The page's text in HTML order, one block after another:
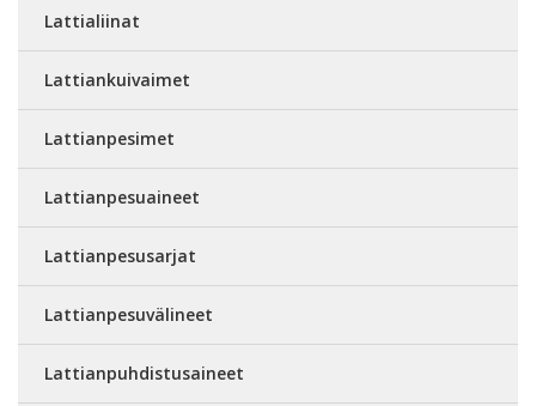
Lattialiinat
Lattiankuivaimet
Lattianpesimet
Lattianpesuaineet
Lattianpesusarjat
Lattianpesuvälineet
Lattianpuhdistusaineet